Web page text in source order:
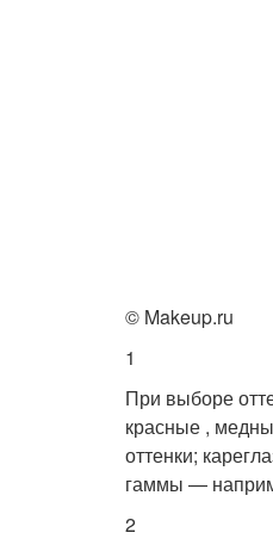
© Makeup.ru
1
При выборе
красные ,
оттенки;
гаммы —
2